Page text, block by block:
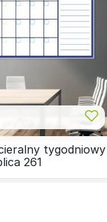
tygodniowy
261